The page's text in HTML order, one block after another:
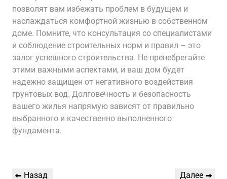
позволят вам избежать проблем в будущем и
наслаждаться комфортной жизнью в собственном
доме. Помните, что консультация со специалистами
и соблюдение строительных норм и правил – это
залог успешного строительства. Не пренебрегайте
этими важными аспектами, и ваш дом будет
надежно защищен от негативного воздействия
грунтовых вод. Долговечность и безопасность
вашего жилья напрямую зависят от правильно
выбранного и качественно выполненного
фундамента.
Навигация
Предыдущая
Назад
Следующая
Далее